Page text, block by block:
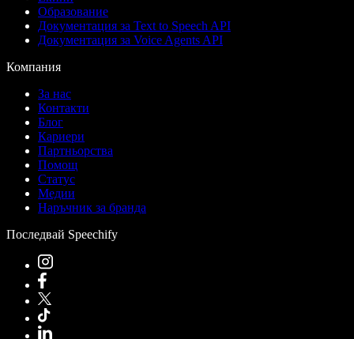
Образование
Документация за Text to Speech API
Документация за Voice Agents API
Компания
За нас
Контакти
Блог
Кариери
Партньорства
Помощ
Статус
Медии
Наръчник за бранда
Последвай Speechify